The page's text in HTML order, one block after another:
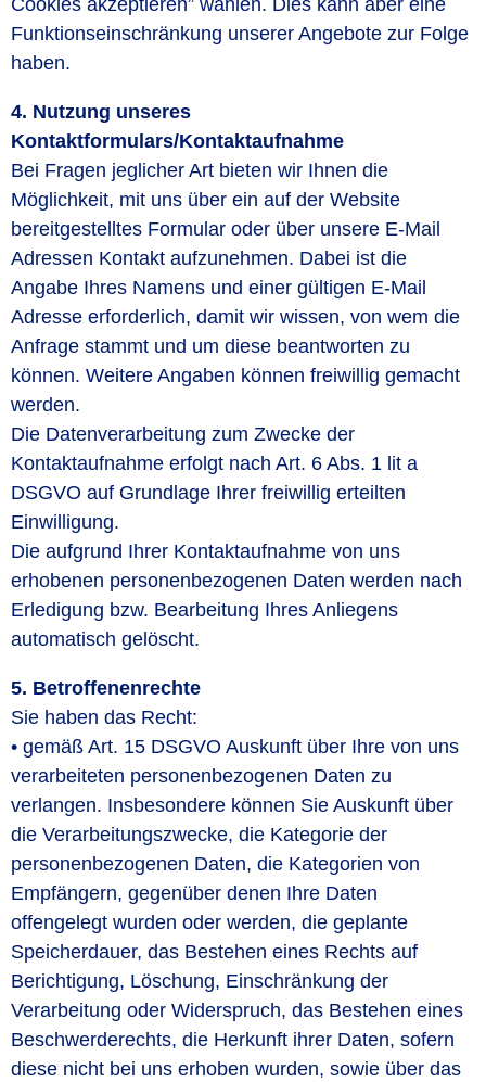
Cookies akzeptieren” wählen. Dies kann aber eine
Funktionseinschränkung unserer Angebote zur Folge
haben.
4. Nutzung unseres
Kontaktformulars/Kontaktaufnahme
Bei Fragen jeglicher Art bieten wir Ihnen die
Möglichkeit, mit uns über ein auf der Website
bereitgestelltes Formular oder über unsere E-Mail
Adressen Kontakt aufzunehmen. Dabei ist die
Angabe Ihres Namens und einer gültigen E-Mail
Adresse erforderlich, damit wir wissen, von wem die
Anfrage stammt und um diese beantworten zu
können. Weitere Angaben können freiwillig gemacht
werden.
Die Datenverarbeitung zum Zwecke der
Kontaktaufnahme erfolgt nach Art. 6 Abs. 1 lit a
DSGVO auf Grundlage Ihrer freiwillig erteilten
Einwilligung.
Die aufgrund Ihrer Kontaktaufnahme von uns
erhobenen personenbezogenen Daten werden nach
Erledigung bzw. Bearbeitung Ihres Anliegens
automatisch gelöscht.
5. Betroffenenrechte
Sie haben das Recht:
• gemäß Art. 15 DSGVO Auskunft über Ihre von uns
verarbeiteten personenbezogenen Daten zu
verlangen. Insbesondere können Sie Auskunft über
die Verarbeitungszwecke, die Kategorie der
personenbezogenen Daten, die Kategorien von
Empfängern, gegenüber denen Ihre Daten
offengelegt wurden oder werden, die geplante
Speicherdauer, das Bestehen eines Rechts auf
Berichtigung, Löschung, Einschränkung der
Verarbeitung oder Widerspruch, das Bestehen eines
Beschwerderechts, die Herkunft ihrer Daten, sofern
diese nicht bei uns erhoben wurden, sowie über das